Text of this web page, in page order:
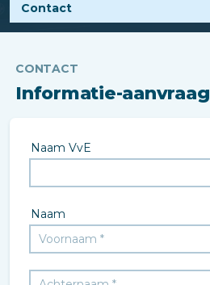
Contact
CONTACT
Informatie-aanvraag
Naam VvE
Naam